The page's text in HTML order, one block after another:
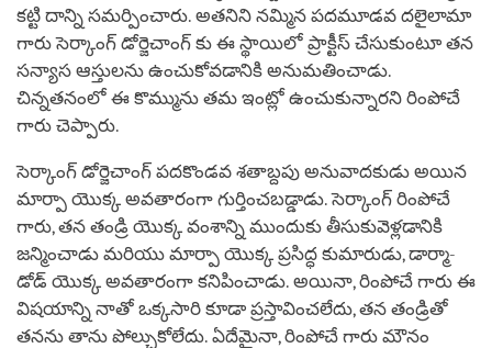
కట్టి దాన్ని సమర్పించారు. అతనిని నమ్మిన పదమూడవ దలైలామా
గారు సెర్కాంగ్ డోర్జెచాంగ్ కు ఈ స్థాయిలో ప్రాక్టీస్ చేసుకుంటూ తన
సన్యాస ఆస్తులను ఉంచుకోవడానికి అనుమతించాడు.
చిన్నతనంలో ఈ కొమ్మును తమ ఇంట్లో ఉంచుకున్నారని రింపోచే
గారు చెప్పారు.
సెర్కాంగ్ డోర్జెచాంగ్ పదకొండవ శతాబ్దపు అనువాదకుడు అయిన
మార్పా యొక్క అవతారంగా గుర్తించబడ్డాడు. సెర్కాంగ్ రింపోచే
గారు, తన తండ్రి యొక్క వంశాన్ని ముందుకు తీసుకువెళ్లడానికి
జన్మించాడు మరియు మార్పా యొక్క ప్రసిద్ధ కుమారుడు, డార్మా-
డోడ్ యొక్క అవతారంగా కనిపించాడు. అయినా, రింపోచే గారు ఈ
విషయాన్ని నాతో ఒక్కసారి కూడా ప్రస్తావించలేదు, తన తండ్రితో
తనను తాను పోల్చుకోలేదు. ఏదేమైనా, రింపోచే గారు మౌనం